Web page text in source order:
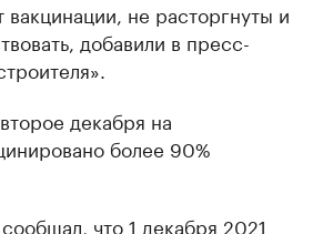
вакцинации, не расторгнуты и
добавили в пресс-
декабря на
более 90%
сообщал, что 1 декабря 2021